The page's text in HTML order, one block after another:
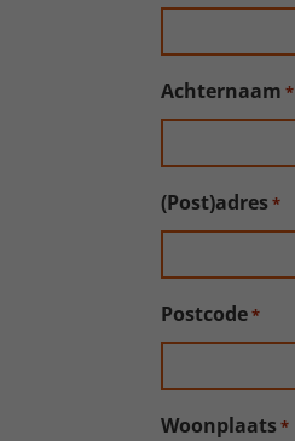
Achternaam *
(Post)adres*
Postcode*
Woonplaats*